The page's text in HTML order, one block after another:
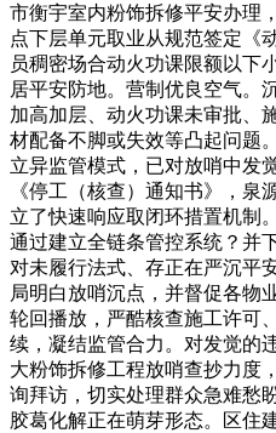
市衡宇室内粉饰拆修平安办理
点下层单元取业从规范签定《
员稠密场合动火功课限额以下
居平安防地。营制优良空气。
加高加层、动火功课未审批、
材配备不脚或失效等凸起问题
立异监管模式，已对放哨中发
《停工（核查）通知书》，泉
立了快速响应取闭环措置机制
通过建立全链条管控系统？并
对未履行法式、存正在严沉平
局明白放哨沉点，并督促各物
轮回播放，严酷核查施工许可
续，凝结监管合力。对发觉的
大粉饰拆修工程放哨查抄力度
询拜访，切实处理群众急难愁
胶葛化解正在萌芽形态。区住